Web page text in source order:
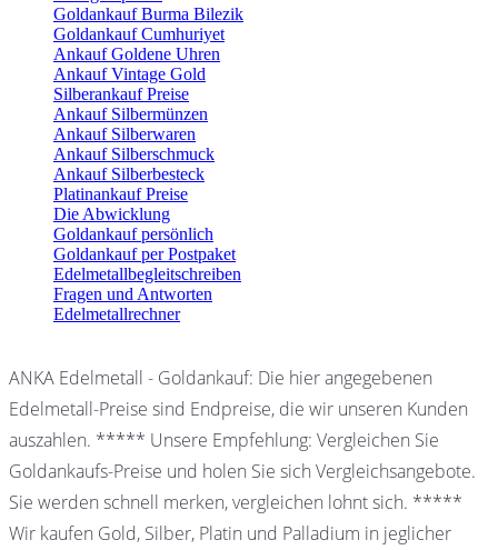
Goldankauf Burma Bilezik
Goldankauf Cumhuriyet
Ankauf Goldene Uhren
Ankauf Vintage Gold
Silberankauf Preise
Ankauf Silbermünzen
Ankauf Silberwaren
Ankauf Silberschmuck
Ankauf Silberbesteck
Platinankauf Preise
Die Abwicklung
Goldankauf persönlich
Goldankauf per Postpaket
Edelmetallbegleitschreiben
Fragen und Antworten
Edelmetallrechner
ANKA Edelmetall - Goldankauf: Die hier angegebenen
Edelmetall-Preise sind Endpreise, die wir unseren Kunden
auszahlen. ***** Unsere Empfehlung: Vergleichen Sie
Goldankaufs-Preise und holen Sie sich Vergleichsangebote.
Sie werden schnell merken, vergleichen lohnt sich. *****
Wir kaufen Gold, Silber, Platin und Palladium in jeglicher